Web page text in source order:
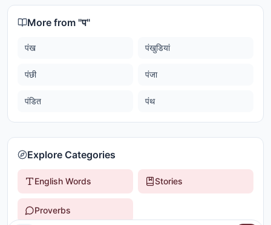
More from "प"
पंख पंखुडियां
पंछी पंजा
पंडित पंथ
Explore Categories
English Words Stories
Proverbs